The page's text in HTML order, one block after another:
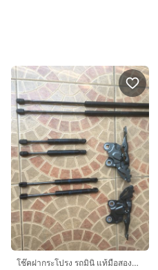
โช๊คฝากระโปรง รถมินิ แท้มือสองญี่ปุ่น